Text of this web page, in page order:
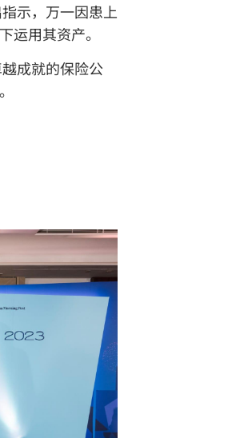
示，万一因患上
运用其资产。
成就的保险公